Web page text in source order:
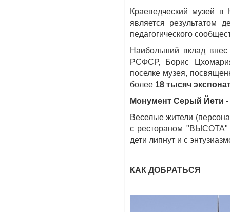
Краеведческий музей
является результатом
педагогического
Наибольший вклад внес
РСФСР, Борис
поселке музея,
более 18 тысяч
Монумент Серый Йети -
Веселые жители
с рестораном "ВЫСОТА"
дети липнут и с
КАК ДОБРАТЬСЯ